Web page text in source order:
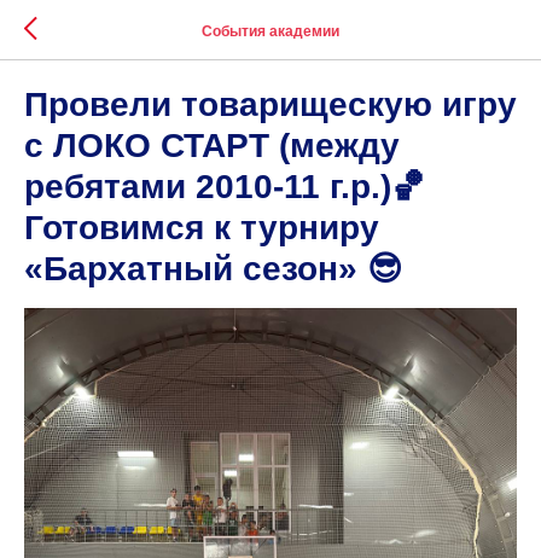
События академии
Провели товарищескую игру
с ЛОКО СТАРТ (между
ребятами 2010-11 г.р.)🏀
Готовимся к турниру
«Бархатный сезон» 😎